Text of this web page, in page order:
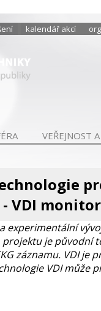
kalendář akcí
VEŘEJNOST
VDI monitor
experimentální
je původní
záznamu. VDI
VDI může